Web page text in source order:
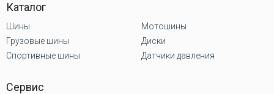
Каталог
Шины
Грузовые шины
Спортивные шины
Мотошины
Диски
Датчики давления
Сервис